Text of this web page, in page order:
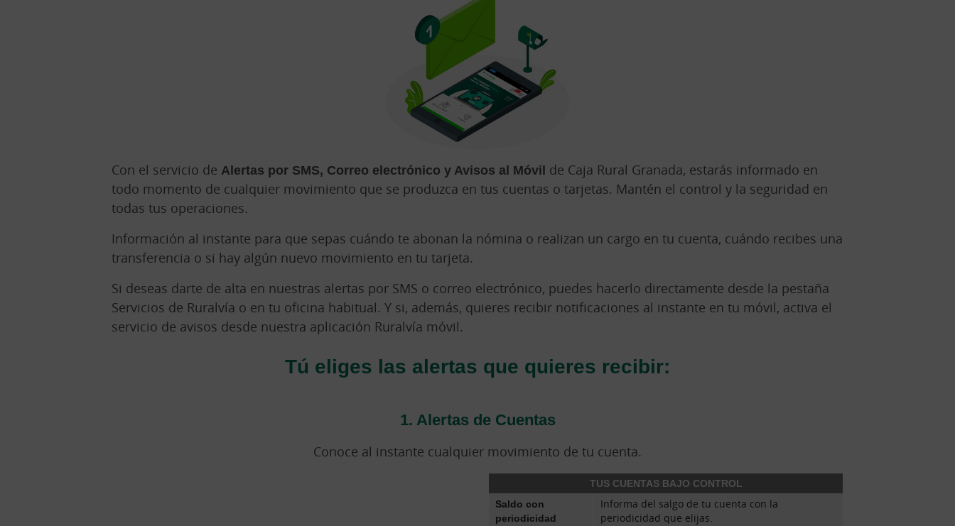
Con el servicio de Alertas por SMS, Correo electrónico y Avisos al Móvil de Caja Rural Granada, estarás informado en
todo momento de cualquier movimiento que se produzca en tus cuentas o tarjetas. Mantén el control y la seguridad en
todas tus operaciones.
Información al instante para que sepas cuándo te abonan la nómina o realizan un cargo en tu cuenta, cuándo recibes una
transferencia o si hay algún nuevo movimiento en tu tarjeta.
Si deseas darte de alta en nuestras alertas por SMS o correo electrónico, puedes hacerlo directamente desde la pestaña
Servicios de Ruralvía o en tu oficina habitual. Y si, además, quieres recibir notificaciones al instante en tu móvil, activa el
servicio de avisos desde nuestra aplicación Ruralvía móvil.
Tú eliges las alertas que quieres recibir:
1. Alertas de Cuentas
Conoce al instante cualquier movimiento de tu cuenta.
TUS CUENTAS BAJO CONTROL
Saldo con
periodicidad
Informa del salgo de tu cuenta con la
periodicidad que elijas.